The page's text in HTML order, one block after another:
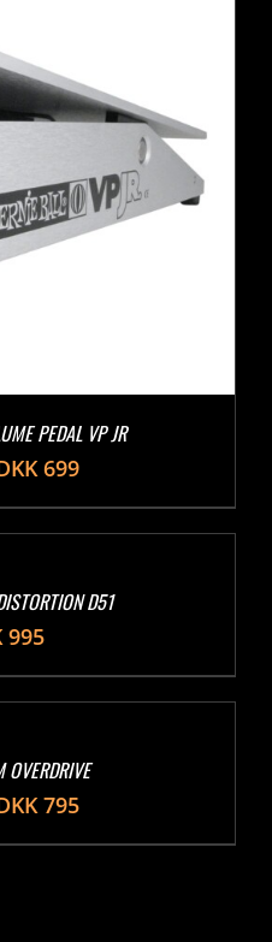
PEDAL VP JR
699
D51
995
OVERDRIVE
795